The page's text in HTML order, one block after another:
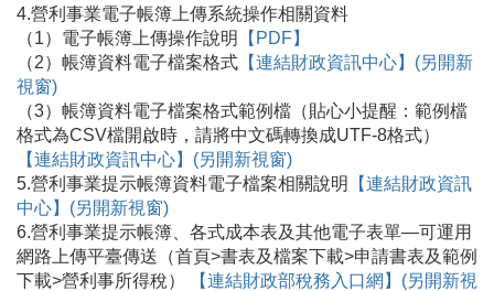
4.營利事業電子帳簿上傳系統操作相關資料
（1）電子帳簿上傳操作說明
【PDF】
（2）帳簿資料電子檔案格式 【連結財政資訊中心】(另開新
視窗)
（3）帳簿資料電子檔案格式範例檔（貼心小提醒：範例檔
格式為CSV檔開啟時，請將中文碼轉換成UTF-8格式）
【連結財政資訊中心】(另開新視窗)
5.營利事業提示帳簿資料電子檔案相關說明
【連結財政資訊
中心】(另開新視窗)
6.營利事業提示帳簿、各式成本表及其他電子表單—可運用
網路上傳平臺傳送（首頁>書表及檔案下載>申請書表及範例
下載>營利事所得稅）
【連結財政部稅務入口網】(另開新視